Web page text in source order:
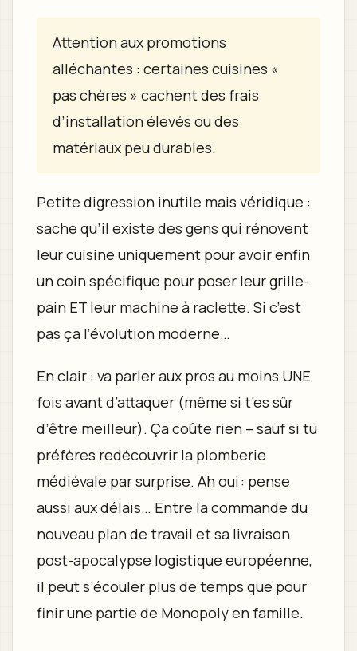
Attention aux promotions
alléchantes : certaines cuisines «
pas chères » cachent des frais
d’installation élevés ou des
matériaux peu durables.
Petite digression inutile mais véridique :
sache qu’il existe des gens qui rénovent
leur cuisine uniquement pour avoir enfin
un coin spécifique pour poser leur grille-
pain ET leur machine à raclette. Si c’est
pas ça l’évolution moderne…
En clair : va parler aux pros au moins UNE
fois avant d’attaquer (même si t’es sûr
d’être meilleur). Ça coûte rien – sauf si tu
préfères redécouvrir la plomberie
médiévale par surprise. Ah oui : pense
aussi aux délais… Entre la commande du
nouveau plan de travail et sa livraison
post-apocalypse logistique européenne,
il peut s’écouler plus de temps que pour
finir une partie de Monopoly en famille.